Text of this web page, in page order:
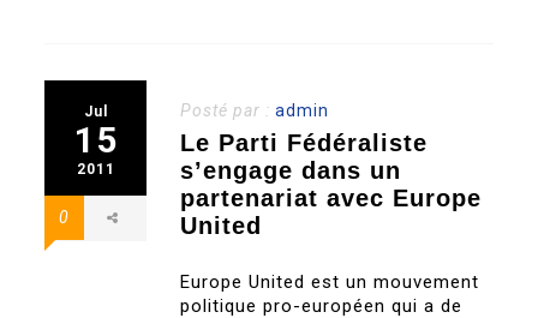
Jul
15
2011
0
Posté par :admin
Le Parti Fédéraliste
s’engage dans un
partenariat avec Europe
United
Europe United est un mouvement
politique pro-européen qui a de